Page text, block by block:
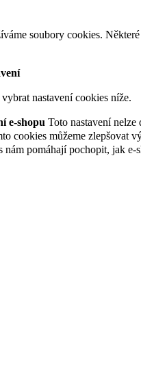
soubory cookies.
nastavení cookies níže.
e-shopu Toto nastavení
cookies můžeme zlepšovat
nám pomáhají pochopit, jak